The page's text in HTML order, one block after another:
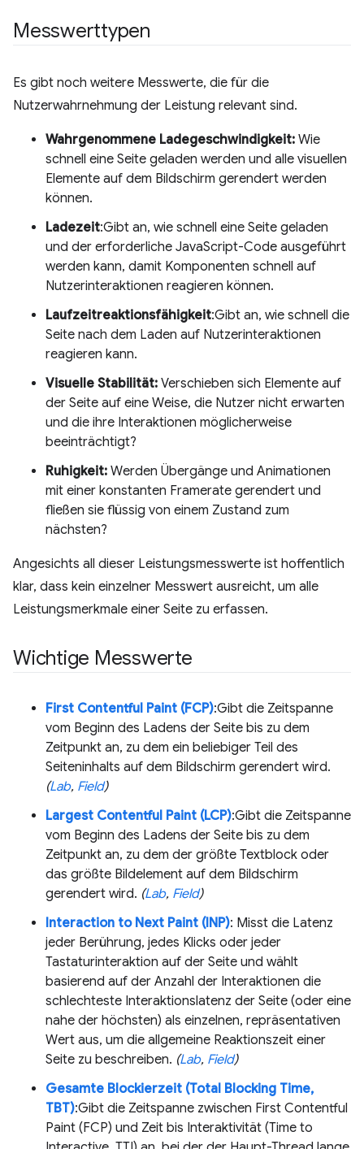
Messwerttypen
Es gibt noch weitere Messwerte, die für die
Nutzerwahrnehmung der Leistung relevant sind.
Wahrgenommene Ladegeschwindigkeit: Wie
schnell eine Seite geladen werden und alle visuellen
Elemente auf dem Bildschirm gerendert werden
können.
Ladezeit:Gibt an, wie schnell eine Seite geladen
und der erforderliche JavaScript-Code ausgeführt
werden kann, damit Komponenten schnell auf
Nutzerinteraktionen reagieren können.
Laufzeitreaktionsfähigkeit:Gibt an, wie schnell die
Seite nach dem Laden auf Nutzerinteraktionen
reagieren kann.
Visuelle Stabilität: Verschieben sich Elemente auf
der Seite auf eine Weise, die Nutzer nicht erwarten
und die ihre Interaktionen möglicherweise
beeinträchtigt?
Ruhigkeit: Werden Übergänge und Animationen
mit einer konstanten Framerate gerendert und
fließen sie flüssig von einem Zustand zum
nächsten?
Angesichts all dieser Leistungsmesswerte ist hoffentlich
klar, dass kein einzelner Messwert ausreicht, um alle
Leistungsmerkmale einer Seite zu erfassen.
Wichtige Messwerte
First Contentful Paint (FCP):Gibt die Zeitspanne
vom Beginn des Ladens der Seite bis zu dem
Zeitpunkt an, zu dem ein beliebiger Teil des
Seiteninhalts auf dem Bildschirm gerendert wird.
(Lab, Field)
Largest Contentful Paint (LCP):Gibt die Zeitspanne
vom Beginn des Ladens der Seite bis zu dem
Zeitpunkt an, zu dem der größte Textblock oder
das größte Bildelement auf dem Bildschirm
gerendert wird. (Lab, Field)
Interaction to Next Paint (INP): Misst die Latenz
jeder Berührung, jedes Klicks oder jeder
Tastaturinteraktion auf der Seite und wählt
basierend auf der Anzahl der Interaktionen die
schlechteste Interaktionslatenz der Seite (oder eine
nahe der höchsten) als einzelnen, repräsentativen
Wert aus, um die allgemeine Reaktionszeit einer
Seite zu beschreiben. (Lab, Field)
Gesamte Blockierzeit (Total Blocking Time,
TBT):Gibt die Zeitspanne zwischen First Contentful
Paint (FCP) und Zeit bis Interaktivität (Time to